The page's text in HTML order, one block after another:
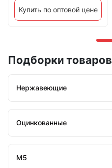
Купить по оптовой цене
Подборки товаров
Нержавеющие
Оцинкованные
М5